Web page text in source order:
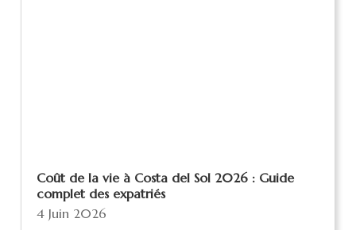
Coût de la vie à Costa del Sol 2026 : Guide
complet des expatriés
4 Juin 2026